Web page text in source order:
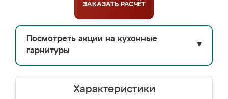
ЗАКАЗАТЬ РАСЧЁТ
Посмотреть акции на кухонные
гарнитуры
▼
Характеристики